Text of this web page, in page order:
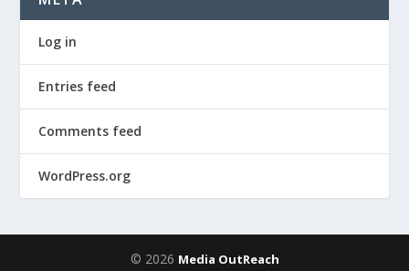
Log in
Entries feed
Comments feed
WordPress.org
© 2026 Media OutReach